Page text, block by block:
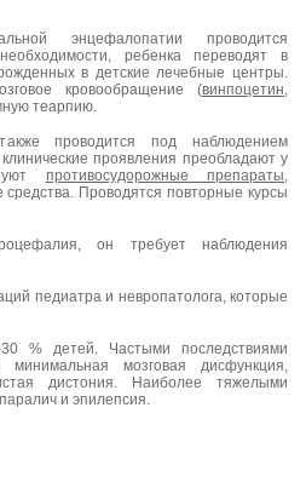
энцефалопатии проводится
ребенка переводят в
в детские лечебные центры.
кровообращение (винпоцетин,
теарпию.
проводится под наблюдением
проявления преобладают у
противосудорожные препараты,
Проводятся повторные курсы
он требует наблюдения
педиатра и невропатолога, которые
% детей. Частыми последствиями
минимальная мозговая дисфункция,
дистония. Наиболее тяжелыми
и эпилепсия.